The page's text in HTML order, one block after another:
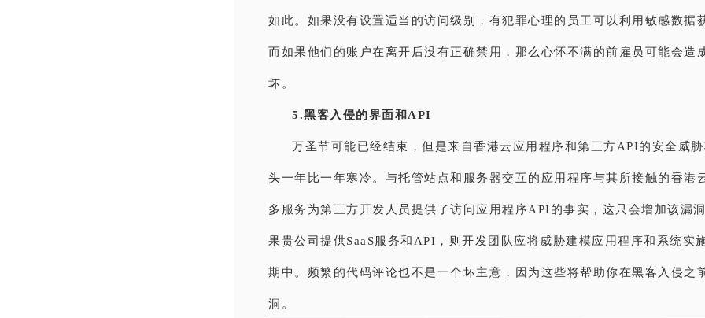
如此。如果没有设置适当的访问级别，有犯罪心理的员工可以利用敏感数据
而如果他们的账户在离开后没有正确禁用，那么心怀不满的前雇员可能会造
坏。
5.黑客入侵的界面和API
万圣节可能已经结束，但是来自香港云应用程序和第三方API的安全威
头一年比一年寒冷。与托管站点和服务器交互的应用程序与其所接触的香港
多服务为第三方开发人员提供了访问应用程序API的事实，这只会增加该漏
果贵公司提供SaaS服务和API，则开发团队应将威胁建模应用程序和系统实
期中。频繁的代码评论也不是一个坏主意，因为这些将帮助你在黑客入侵之
洞。